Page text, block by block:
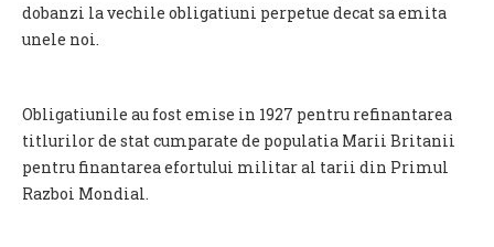
dobanzi la vechile obligatiuni perpetue decat sa emita
unele noi.
Obligatiunile au fost emise in 1927 pentru refinantarea
titlurilor de stat cumparate de populatia Marii Britanii
pentru finantarea efortului militar al tarii din Primul
Razboi Mondial.